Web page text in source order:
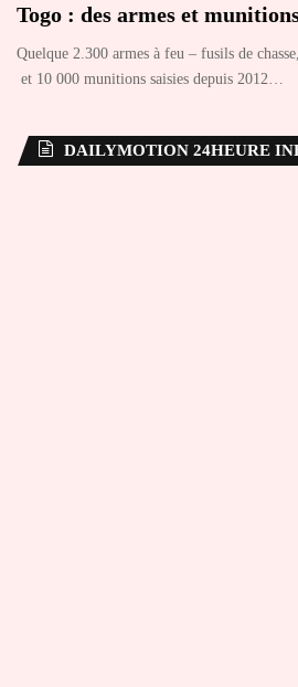
Togo : des armes et
Quelque 2.300 armes à feu – fusils de
et 10 000 munitions saisies depuis 2012…
DAILYMOTION 24HEURE